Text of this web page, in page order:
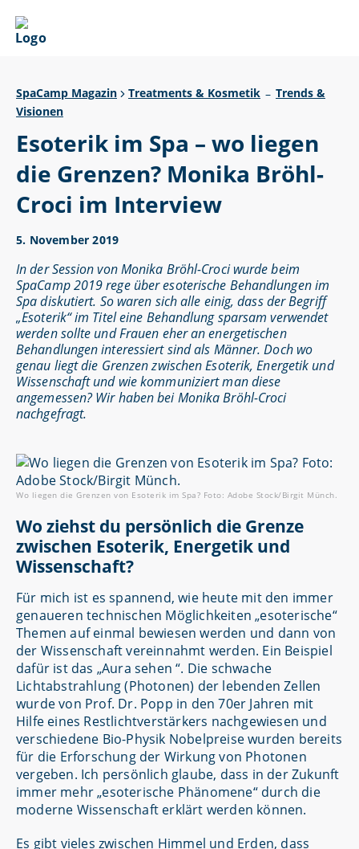
SpaCamp Magazin Treatments & Kosmetik – Trends &
Visionen
Esoterik im Spa – wo liegen
die Grenzen? Monika Bröhl-
Croci im Interview
5. November 2019
In der Session von Monika Bröhl-Croci wurde beim
SpaCamp 2019 rege über esoterische Behandlungen im
Spa diskutiert. So waren sich alle einig, dass der Begriff
„Esoterik“ im Titel eine Behandlung sparsam verwendet
werden sollte und Frauen eher an energetischen
Behandlungen interessiert sind als Männer. Doch wo
genau liegt die Grenzen zwischen Esoterik, Energetik und
Wissenschaft und wie kommuniziert man diese
angemessen? Wir haben bei Monika Bröhl-Croci
nachgefragt.
Wo liegen die Grenzen von Esoterik im Spa? Foto: Adobe Stock/Birgit Münch.
Wo ziehst du persönlich die Grenze
zwischen Esoterik, Energetik und
Wissenschaft?
Für mich ist es spannend, wie heute mit den immer
genaueren technischen Möglichkeiten „esoterische“
Themen auf einmal bewiesen werden und dann von
der Wissenschaft vereinnahmt werden. Ein Beispiel
dafür ist das „Aura sehen “. Die schwache
Lichtabstrahlung (Photonen) der lebenden Zellen
wurde von Prof. Dr. Popp in den 70er Jahren mit
Hilfe eines Restlichtverstärkers nachgewiesen und
verschiedene Bio-Physik Nobelpreise wurden bereits
für die Erforschung der Wirkung von Photonen
vergeben. Ich persönlich glaube, dass in der Zukunft
immer mehr „esoterische Phänomene“ durch die
moderne Wissenschaft erklärt werden können.
Es gibt vieles zwischen Himmel und Erden, dass